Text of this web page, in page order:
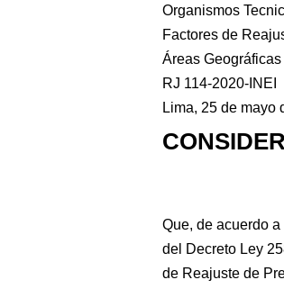
Organismos
Factores de
Áreas
RJ 114-2020-INEI
Lima, 25 de mayo
Que, de acuerdo
del Decreto Ley
de Reajuste de